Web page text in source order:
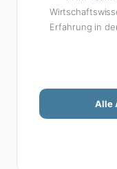
Erfahrung in
Michelle
versteht – ohne
Tipps zum
Alle